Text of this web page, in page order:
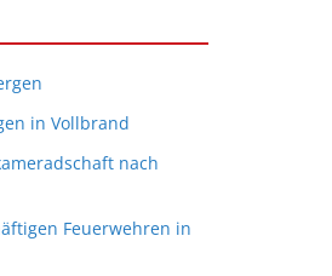
in Vollbrand
nach
Feuerwehren in